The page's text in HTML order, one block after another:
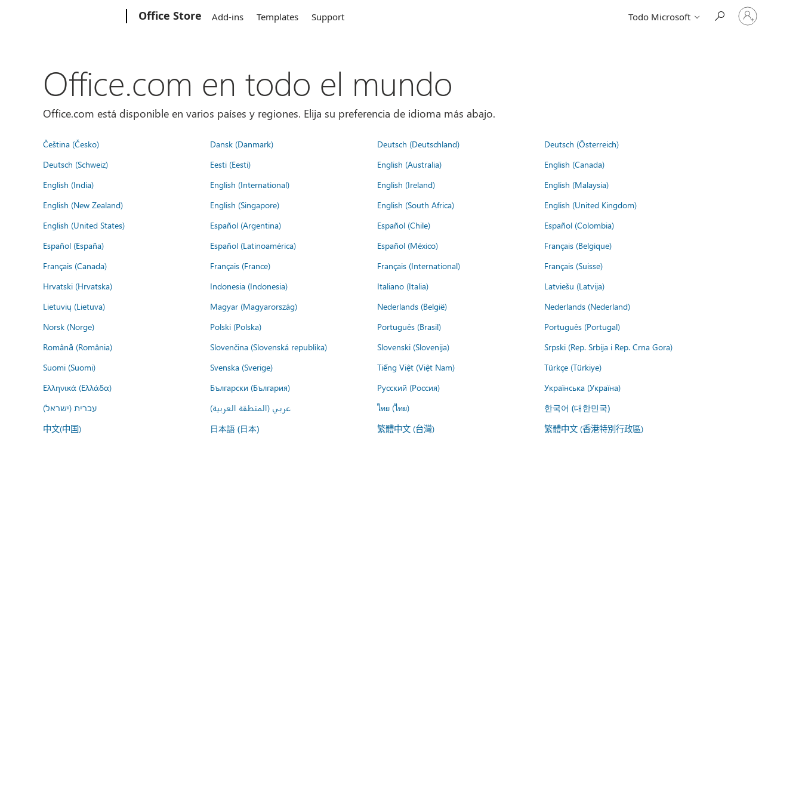
Office Store Add-ins Templates Support Todo Microsoft
Iniciar
sesión
Office.com en todo el mundo
Office.com está disponible en varios países y regiones. Elija su preferencia de idioma más abajo.
Čeština (Česko) Dansk (Danmark) Deutsch (Deutschland)
Deutsch (Österreich)
Deutsch (Schweiz)
Eesti (Eesti) English (Australia)
English (Canada)
English (India)
English (International) English (Ireland)
English (Malaysia)
English (New Zealand)
English (Singapore) English (South Africa)
English (United Kingdom)
English (United States)
Español (Argentina) Español (Chile)
Español (Colombia)
Español (España)
Español (Latinoamérica) Español (México)
Français (Belgique)
Français (Canada)
Français (France) Français (International)
Français (Suisse)
Hrvatski (Hrvatska)
Indonesia (Indonesia) Italiano (Italia)
Latviešu (Latvija)
Lietuvių (Lietuva)
Magyar (Magyarország) Nederlands (België)
Nederlands (Nederland)
Norsk (Norge)
Polski (Polska) Português (Brasil)
Português (Portugal)
Română (România)
Slovenčina (Slovenská republika) Slovenski (Slovenija)
Srpski (Rep. Srbija i Rep. Crna Gora)
Suomi (Suomi)
Svenska (Sverige) Tiếng Việt (Việt Nam)
Türkçe (Türkiye)
Ελληνικά (Ελλάδα)
Български (България) Русский (Россия)
Українська (Україна)
עברית (ישראל)
عربي (المنطقة العربية) ไทย (ไทย) 한국어 (대한민국)
中文(中国) 日本語 (日本) 繁體中文 (台灣) 繁體中文 (香港特別行政區)